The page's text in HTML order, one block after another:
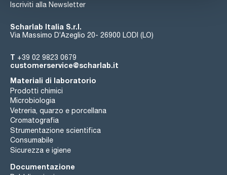
Iscriviti alla Newsletter
Scharlab Italia S.r.l.
Via Massimo D’Azeglio 20- 26900 LODI (LO)
T +39 02 9823 0679
customerservice@scharlab.it
Materiali di laboratorio
Prodotti chimici
Microbiologia
Vetreria, quarzo e porcellana
Cromatografia
Strumentazione scientifica
Consumabile
Sicurezza e igiene
Documentazione